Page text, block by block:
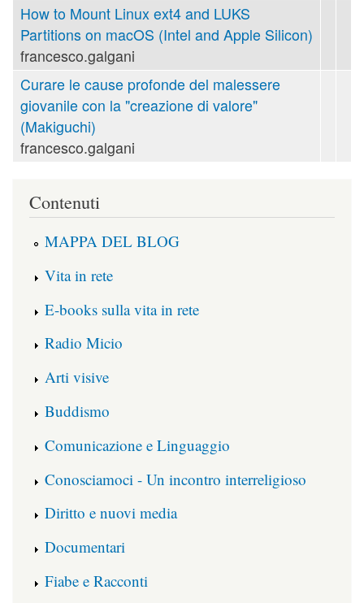
How to Mount Linux ext4 and LUKS
Partitions on macOS (Intel and Apple Silicon)
francesco.galgani
Curare le cause profonde del malessere
giovanile con la "creazione di valore"
(Makiguchi)
francesco.galgani
Contenuti
MAPPA DEL BLOG
Vita in rete
E-books sulla vita in rete
Radio Micio
Arti visive
Buddismo
Comunicazione e Linguaggio
Conosciamoci - Un incontro interreligioso
Diritto e nuovi media
Documentari
Fiabe e Racconti